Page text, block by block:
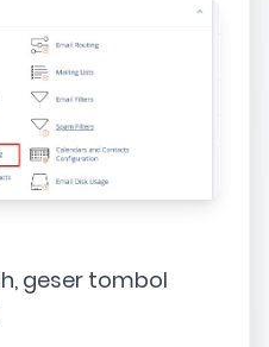
geser tombol